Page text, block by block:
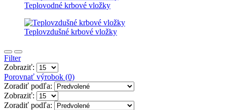
Teplovodné krbové vložky
Teplovzdušné krbové vložky
Filter
Zobraziť:
Porovnať výrobok (0)
Zoradiť podľa:
Zobraziť:
Zoradiť podľa: